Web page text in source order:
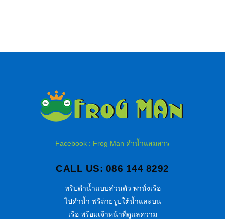
Facebook : Frog Man ดำน้ำแสมสาร
CALL US: 086 144 8292
ทริปดำน้ำแบบส่วนตัว พานั่งเรือ
ไปดำน้ำ ฟรีถ่ายรูปใต้น้ำและบน
เรือ พร้อมเจ้าหน้าที่ดูแลความ